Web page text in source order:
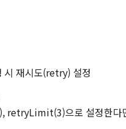
재시도(retry) 설정
으로 설정한다